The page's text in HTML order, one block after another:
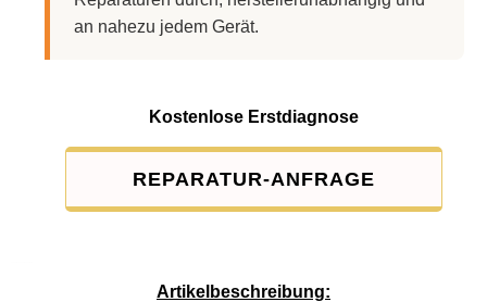
an nahezu jedem Gerät.
Kostenlose Erstdiagnose
REPARATUR-ANFRAGE
Artikelbeschreibung: